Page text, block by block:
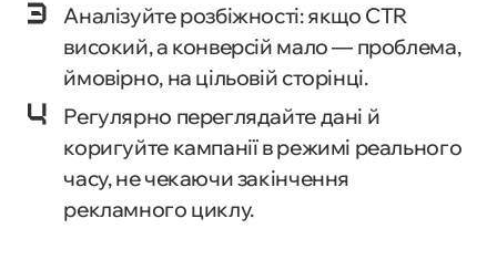
Аналізуйте розбіжності: якщо CTR
високий, а конверсій мало — проблема,
ймовірно, на цільовій сторінці.
Регулярно переглядайте дані й
коригуйте кампанії в режимі реального
часу, не чекаючи закінчення
рекламного циклу.